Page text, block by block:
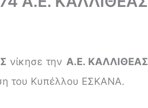
νίκησε την Α.Ε. ΚΑΛΛΙΘΕΑΣ
του Κυπέλλου ΕΣΚΑΝΑ.